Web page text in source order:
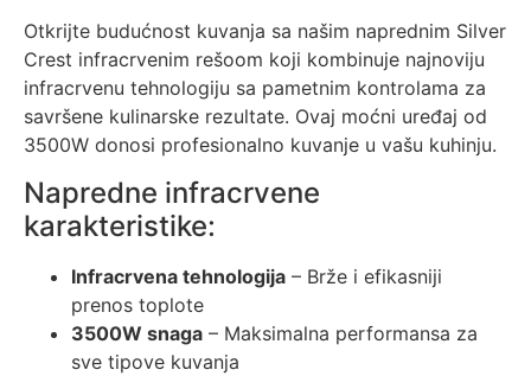
Otkrijte budućnost kuvanja sa našim naprednim Silver
Crest infracrvenim rešoom koji kombinuje najnoviju
infracrvenu tehnologiju sa pametnim kontrolama za
savršene kulinarske rezultate. Ovaj moćni uređaj od
3500W donosi profesionalno kuvanje u vašu kuhinju.
Napredne infracrvene
karakteristike:
Infracrvena tehnologija – Brže i efikasniji
prenos toplote
3500W snaga – Maksimalna performansa za
sve tipove kuvanja